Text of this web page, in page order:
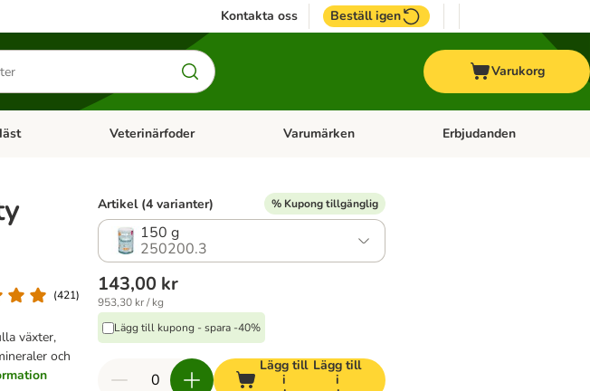
Kontakta oss Beställ igen
Varukorg
category menu: FågelOpen category menu: Häst
Veterinärfoder Open category menu: Veterinärfoder
Varumärken Open category menu:
Erbjudanden
(421)
växter,
och
Artikel (4 varianter) % Kupong tillgänglig
150 g
250200.3
143,00 kr
953,30 kr / kg
Lägg till kupong - spara -40%
Lägg till
i
Lägg till
i